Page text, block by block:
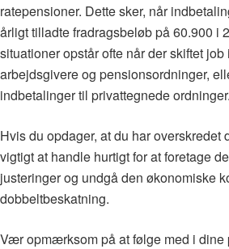
ratepensioner. Dette sker, når
årligt tilladte fradragsbeløb på 60.900 i
situationer opstår ofte når der skiftet
arbejdsgivere og pensionsordninger,
indbetalinger til privattegnede ordninger.
Hvis du opdager, at du har
vigtigt at handle hurtigt for at foretage
justeringer og undgå den økonomiske
dobbeltbeskatning.
Vær opmærksom på at følge med i dine